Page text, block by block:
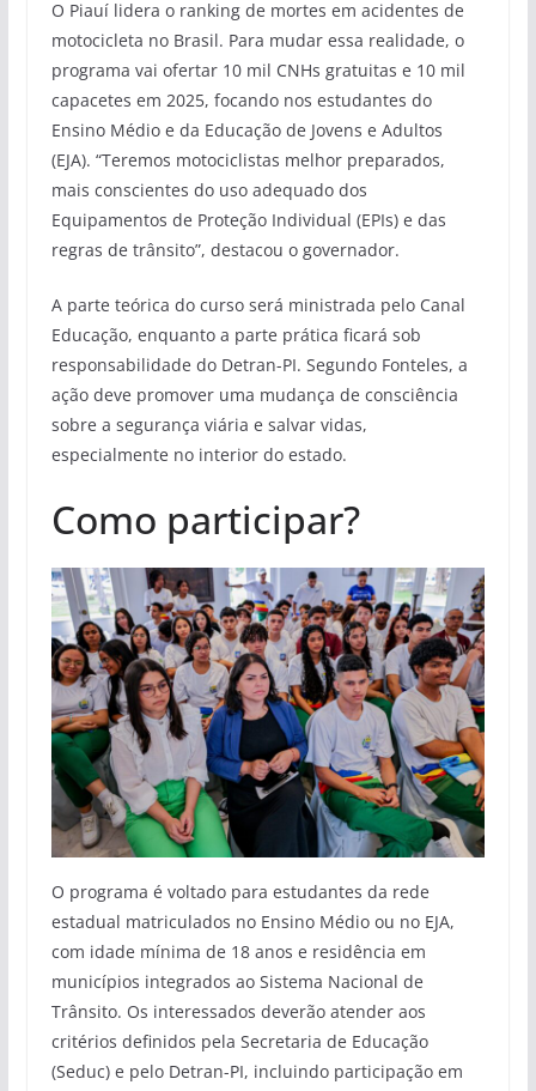
O Piauí lidera o ranking de mortes em acidentes de
motocicleta no Brasil. Para mudar essa realidade, o
programa vai ofertar 10 mil CNHs gratuitas e 10 mil
capacetes em 2025, focando nos estudantes do
Ensino Médio e da Educação de Jovens e Adultos
(EJA). “Teremos motociclistas melhor preparados,
mais conscientes do uso adequado dos
Equipamentos de Proteção Individual (EPIs) e das
regras de trânsito”, destacou o governador.
A parte teórica do curso será ministrada pelo Canal
Educação, enquanto a parte prática ficará sob
responsabilidade do Detran-PI. Segundo Fonteles, a
ação deve promover uma mudança de consciência
sobre a segurança viária e salvar vidas,
especialmente no interior do estado.
Como participar?
O programa é voltado para estudantes da rede
estadual matriculados no Ensino Médio ou no EJA,
com idade mínima de 18 anos e residência em
municípios integrados ao Sistema Nacional de
Trânsito. Os interessados deverão atender aos
critérios definidos pela Secretaria de Educação
(Seduc) e pelo Detran-PI, incluindo participação em